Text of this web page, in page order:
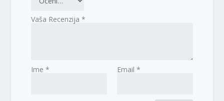
Vaša Recenzija*
Ime* Email *